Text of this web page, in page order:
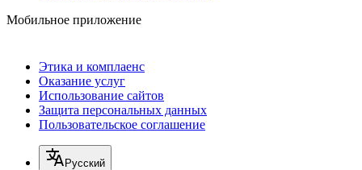
Мобильное приложение
Этика и комплаенс
Оказание услуг
Использование сайтов
Защита персональных данных
Пользовательское соглашение
Русский